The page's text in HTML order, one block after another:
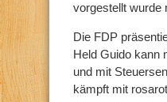
vorgestellt wurde
Die FDP
Held Guido kann
und mit
kämpft mit